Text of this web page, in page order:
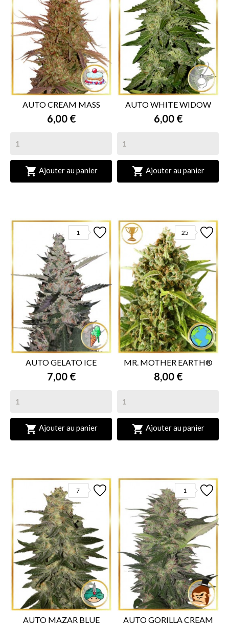
AUTO CREAM MASS
6,00 €
 Ajouter au panier
AUTO WHITE WIDOW
6,00 €
 Ajouter au panier
1
AUTO GELATO ICE
7,00 €
 Ajouter au panier
25
MR. MOTHER EARTH®
8,00 €
 Ajouter au panier
7
AUTO MAZAR BLUE
1
AUTO GORILLA CREAM